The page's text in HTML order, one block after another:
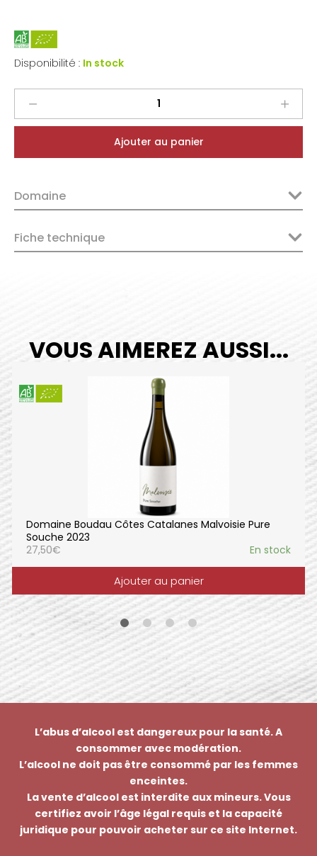
Disponibilité : In stock
Muscat
Rivesaltes
quantity
Ajouter au panier
Domaine
Fiche technique
VOUS AIMEREZ AUSSI...
Domaine Boudau Côtes Catalanes Malvoisie Pure
Souche 2023
27,50€ En stock
Ajouter au panier
L’abus d’alcool est dangereux pour la santé. A
consommer avec modération.
L’alcool ne doit pas être consommé par les femmes
enceintes.
La vente d’alcool est interdite aux mineurs. Vous
certifiez avoir l’âge légal requis et la capacité
juridique pour pouvoir acheter sur ce site Internet.